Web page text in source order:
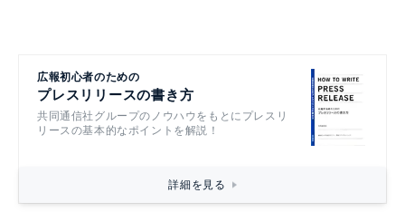
広報初心者のための
プレスリリースの書き方
共同通信社グループのノウハウをもとにプレスリ
リースの基本的なポイントを解説！
詳細を見る